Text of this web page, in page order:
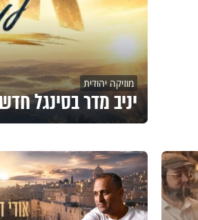
מוזיקה יהודית
יניב מדר בסינגל